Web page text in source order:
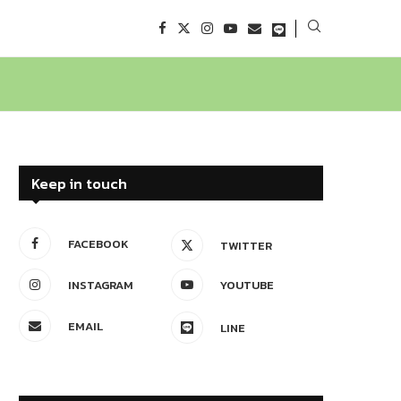
Keep in touch
FACEBOOK TWITTER
INSTAGRAM YOUTUBE
EMAIL LINE